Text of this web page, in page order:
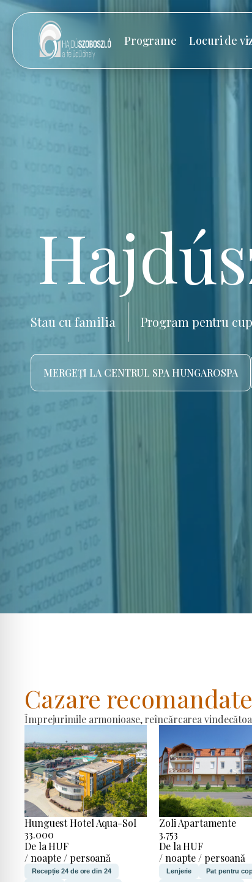
Programe Locuri de
Stau cu familia Program pentru
MERGEȚI LA CENTRUL SPA HUNGAROSPA
Cazare recomandate
Împrejurimile armonioase, reîncărcarea
Hunguest Hotel Aqua-Sol
33.000
De la HUF
/ noapte / persoană
Recepție 24 de ore din 24
Zoli Apartamente
3.753
De la HUF
/ noapte / persoană
Lenjerie Pat pentru